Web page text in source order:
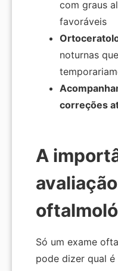
com graus
favoráveis
noturnas
correções
A
avaliação
Só um exame
pode dizer qual